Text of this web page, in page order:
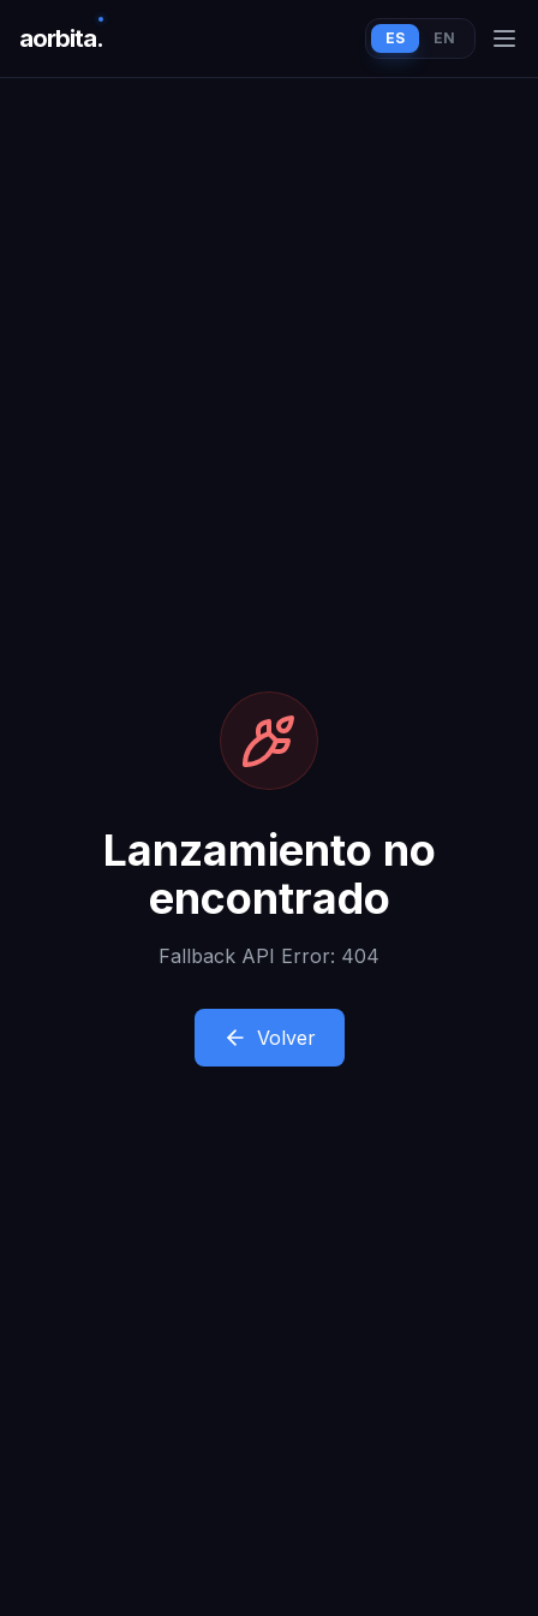
aorbita. ES EN
Lanzamiento no
encontrado
Fallback API Error: 404
Volver